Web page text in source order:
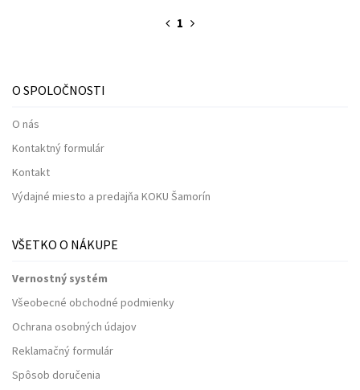
1
O SPOLOČNOSTI
O nás
Kontaktný formulár
Kontakt
Výdajné miesto a predajňa KOKU Šamorín
VŠETKO O NÁKUPE
Vernostný systém
Všeobecné obchodné podmienky
Ochrana osobných údajov
Reklamačný formulár
Spôsob doručenia